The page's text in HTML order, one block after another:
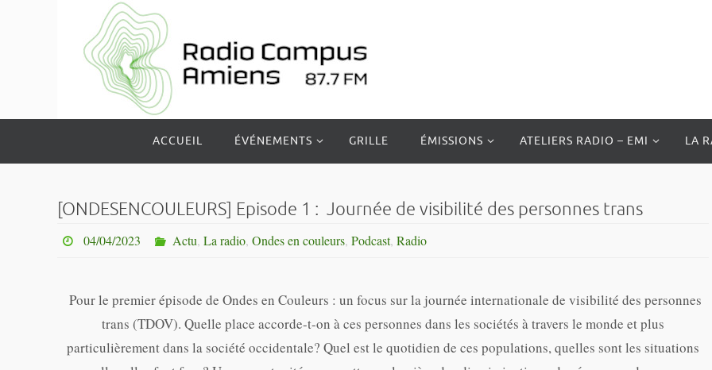
le
ACCUEIL ÉVÉNEMENTS GRILLE ÉMISSIONS ATELIERS RADIO – EMI LA
[ONDESENCOULEURS] Episode 1 : Journée de visibilité des personnes trans
04/04/2023 Actu, La radio, Ondes en couleurs, Podcast, Radio
Pour le premier épisode de Ondes en Couleurs : un focus sur la journée internationale de visibilité des personnes
trans (TDOV). Quelle place accorde-t-on à ces personnes dans les sociétés à travers le monde et plus
particulièrement dans la société occidentale? Quel est le quotidien de ces populations, quelles sont les situations